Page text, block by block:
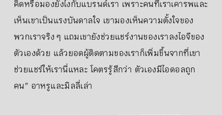
คิดหรือมองยังไงกับแบรนด์เรา เพราะคนที่เราเคารพและ
เห็นเขาเป็นแรงบันดาลใจ เขามองเห็นความตั้งใจของ
พวกเราจริง ๆ แถมเขายังช่วยแชร์งานของเราลงไอจีของ
ตัวเองด้วย แล้วยอดผู้ติดตามของเราก็เพิ่มขึ้นจากที่เขา
ช่วยแชร์ให้เรานี่แหละ โคตรรู้สึกว่า ตัวเองมีไอดอลถูก
คน” อาหรูและมิลลี่เล่า